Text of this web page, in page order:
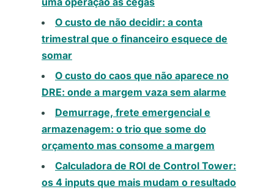
O custo de não decidir: a conta
trimestral que o financeiro esquece de
somar
O custo do caos que não aparece no
DRE: onde a margem vaza sem alarme
Demurrage, frete emergencial e
armazenagem: o trio que some do
orçamento mas consome a margem
Calculadora de ROI de Control Tower:
os 4 inputs que mais mudam o resultado